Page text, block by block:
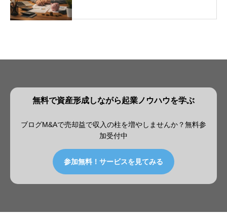
無料で資産形成しながら起業ノウハウを学ぶ
ブログM&Aで売却益で収入の柱を増やしませんか？無料参
加受付中
参加無料！サービスを見てみる